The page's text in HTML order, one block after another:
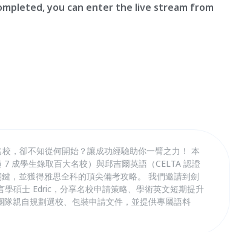
you can enter the live stream from
，卻不知從何開始？讓成功經驗助你一臂之力！ 本
成學生錄取百大名校）與邱吉爾英語（CELTA 認證
，並獲得雅思全科的頂尖備考攻略。 我們邀請到劍
碩士 Edric，分享名校申請策略、學術英文短期提升
親自規劃選校、包裝申請文件，並提供專屬語料